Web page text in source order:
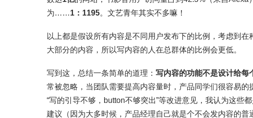
为……1：1195。文艺青年其实不多嘛！
以上都是假设所有内容是不同用户发布下的比例，考虑到
大部分的内容，所以写内容的人在总群体的比例会更低。
写到这，总结一条简单的道理： 写内容的功能不是设计给每
常被忽略，当团队需要提高内容量时，产品同学们很容易的
“写的引导不够，button不够突出”等改进意见，我认为这些
建议（因为大多时候，产品经理自己就是个不会发内容的